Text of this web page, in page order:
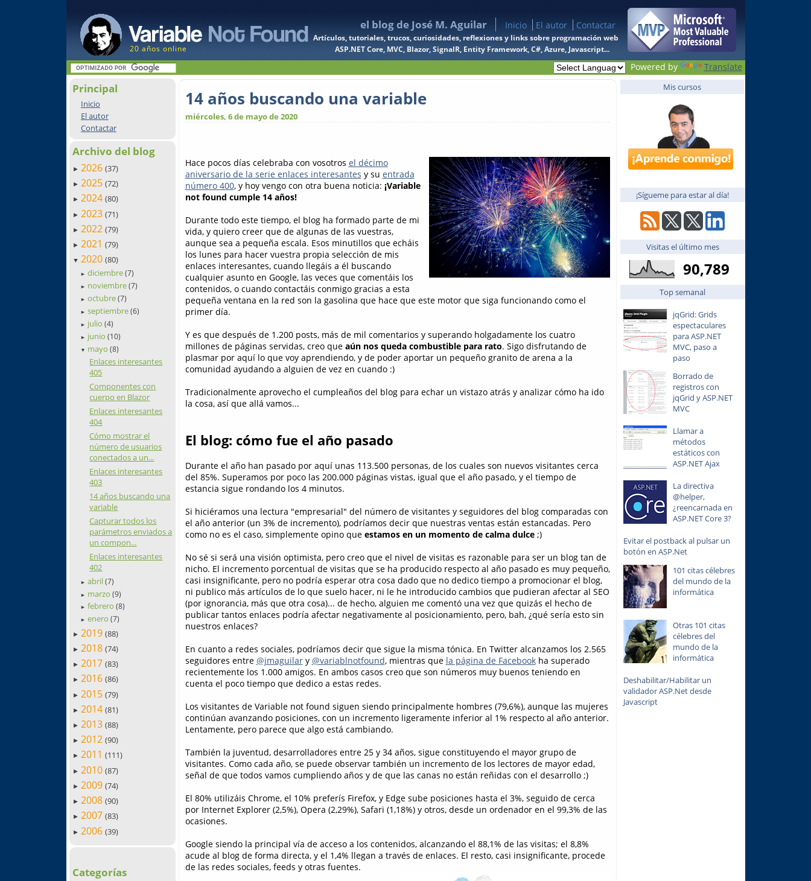
20 años online
el blog de José M. Aguilar Inicio El autor Contactar
Artículos, tutoriales, trucos, curiosidades, reflexiones y links sobre programación web
ASP.NET Core, MVC, Blazor, SignalR, Entity Framework, C#, Azure, Javascript...
Powered by Translate
Principal
Inicio
El autor
Contactar
Archivo del blog
► 2026 (37)
► 2025 (72)
► 2024 (80)
► 2023 (71)
► 2022 (79)
► 2021 (79)
▼ 2020 (80)
► diciembre(7)
► noviembre(7)
► octubre(7)
► septiembre(6)
► julio(4)
► junio(10)
▼ mayo(8)
Enlaces interesantes
405
Componentes con
cuerpo en Blazor
Enlaces interesantes
404
Cómo mostrar el
número de usuarios
conectados a un...
Enlaces interesantes
403
14 años buscando una
variable
Capturar todos los
parámetros enviados a
un compon...
Enlaces interesantes
402
► abril(7)
► marzo(9)
► febrero(8)
► enero(7)
► 2019 (88)
► 2018 (74)
► 2017 (83)
► 2016 (86)
► 2015 (79)
► 2014 (81)
► 2013 (88)
► 2012 (90)
► 2011 (111)
► 2010 (87)
► 2009 (74)
► 2008 (90)
► 2007 (83)
► 2006 (39)
Categorías
14 años buscando una variable
miércoles, 6 de mayo de 2020
Hace pocos días celebraba con vosotros el décimo
aniversario de la serie enlaces interesantes y su entrada
número 400, y hoy vengo con otra buena noticia: ¡Variable
not found cumple 14 años!
Durante todo este tiempo, el blog ha formado parte de mi
vida, y quiero creer que de algunas de las vuestras,
aunque sea a pequeña escala. Esos minutillos que echáis
los lunes para hacer vuestra propia selección de mis
enlaces interesantes, cuando llegáis a él buscando
cualquier asunto en Google, las veces que comentáis los
contenidos, o cuando contactáis conmigo gracias a esta
pequeña ventana en la red son la gasolina que hace que este motor que siga funcionando como el
primer día.
Y es que después de 1.200 posts, más de mil comentarios y superando holgadamente los cuatro
millones de páginas servidas, creo que aún nos queda combustible para rato. Sigo disfrutando de
plasmar por aquí lo que voy aprendiendo, y de poder aportar un pequeño granito de arena a la
comunidad ayudando a alguien de vez en cuando :)
Tradicionalmente aprovecho el cumpleaños del blog para echar un vistazo atrás y analizar cómo ha ido
la cosa, así que allá vamos...
El blog: cómo fue el año pasado
Durante el año han pasado por aquí unas 113.500 personas, de los cuales son nuevos visitantes cerca
del 85%. Superamos por poco las 200.000 páginas vistas, igual que el año pasado, y el tiempo de
estancia sigue rondando los 4 minutos.
Si hiciéramos una lectura "empresarial" del número de visitantes y seguidores del blog comparadas con
el año anterior (un 3% de incremento), podríamos decir que nuestras ventas están estancadas. Pero
como no es el caso, simplemente opino que estamos en un momento de calma dulce;)
No sé si será una visión optimista, pero creo que el nivel de visitas es razonable para ser un blog tan de
nicho. El incremento porcentual de visitas que se ha producido respecto al año pasado es muy pequeño,
casi insignificante, pero no podría esperar otra cosa dado que no dedico tiempo a promocionar el blog,
ni publico más artículos de lo que suelo hacer, ni le he introducido cambios que pudieran afectar al SEO
(por ignorancia, más que otra cosa)... de hecho, alguien me comentó una vez que quizás el hecho de
publicar tantos enlaces podría afectar negativamente al posicionamiento, pero, bah, ¿qué sería esto sin
nuestros enlaces?
En cuanto a redes sociales, podríamos decir que sigue la misma tónica. En Twitter alcanzamos los 2.565
seguidores entre @jmaguilary @variablnotfound, mientras que la página de Facebookha superado
recientemente los 1.000 amigos. En ambos casos creo que son números muy buenos teniendo en
cuenta el poco tiempo que dedico a estas redes.
Los visitantes de Variable not found siguen siendo principalmente hombres (79,6%), aunque las mujeres
continúan avanzando posiciones, con un incremento ligeramente inferior al 1% respecto al año anterior.
Lentamente, pero parece que algo está cambiando.
También la juventud, desarrolladores entre 25 y 34 años, sigue constituyendo el mayor grupo de
visitantes. Como cada año, se puede observar también un incremento de los lectores de mayor edad,
señal de que todos vamos cumpliendo años y de que las canas no están reñidas con el desarrollo ;)
El 80% utilizáis Chrome, el 10% preferís Firefox, y Edge sube posiciones hasta el 3%, seguido de cerca
por Internet Explorer (2,5%), Opera (2,29%), Safari (1,18%) y otros, desde un ordenador en el 99,3% de las
ocasiones.
Google siendo la principal vía de acceso a los contenidos, alcanzando el 88,1% de las visitas; el 8,8%
acude al blog de forma directa, y el 1,4% llegan a través de enlaces. El resto, casi insignificante, procede
de las redes sociales, feeds y otras fuentes.
Mis cursos
¡Sígueme para estar al día!
Visitas el último mes
90,789
Top semanal
jqGrid: Grids
espectaculares
para ASP.NET
MVC, paso a
paso
Borrado de
registros con
jqGrid y ASP.NET
MVC
Llamar a
métodos
estáticos con
ASP.NET Ajax
La directiva
@helper,
¿reencarnada en
ASP.NET Core 3?
Evitar el postback al pulsar un
botón en ASP.Net
101 citas célebres
del mundo de la
informática
Otras 101 citas
célebres del
mundo de la
informática
Deshabilitar/Habilitar un
validador ASP.Net desde
Javascript